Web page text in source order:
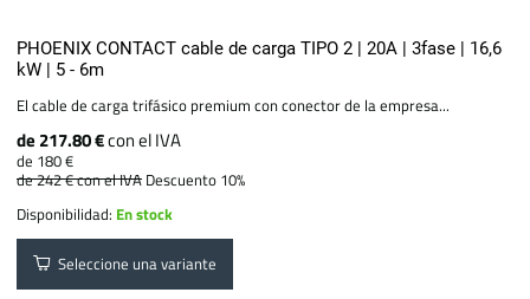
PHOENIX CONTACT cable de carga TIPO 2 | 20A | 3fase | 16,6
kW | 5 - 6m
El cable de carga trifásico premium con conector de la empresa...
de 217.80 €con el IVA
de 180 €
de 242 €con el IVA Descuento 10%
Disponibilidad: En stock
Seleccione una variante